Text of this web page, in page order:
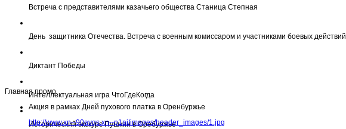
Встреча с представителями казачьего общества Станица Степная
День защитника Отечества. Встреча с военным комиссаром и участниками боевых действий
Диктант Победы
Интеллектуальная игра ЧтоГдеКогда
Исторический экскурс Пушкин в Оребуржье
Главная промо
Акция в рамках Дней пухового платка в Оренбуржье
http://www.xn--90avqs.xn--p1ai/images/header_images/1.jpg